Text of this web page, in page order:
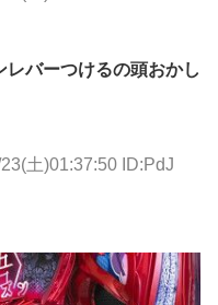
バーつけるの頭おかし
土)01:37:50 ID:PdJ